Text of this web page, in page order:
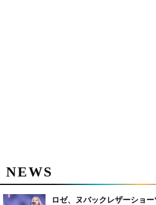
NEWS
ロゼ、ヌバックレザーショ